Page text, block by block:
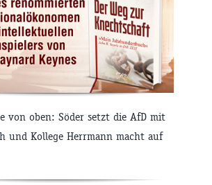
von oben: Söder setzt die AfD mit
und Kollege Herrmann macht auf